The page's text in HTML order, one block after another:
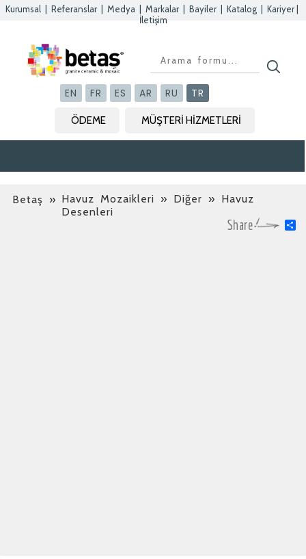
Kurumsal Referanslar Medya Markalar Bayiler Katalog Kariyer
İletişim
EN FR ES AR RU TR
ÖDEME MÜŞTERİ HİZMETLERİ
Betaş » Havuz Mozaikleri » Diğer » Havuz
Desenleri